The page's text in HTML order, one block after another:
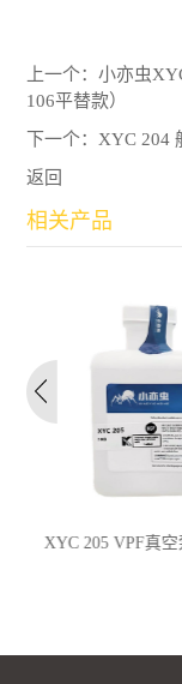
上一个：小亦虫
106平替款）
下一个： XYC 204
返回
相关产品
XYC 205 VPF真